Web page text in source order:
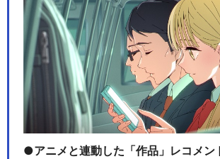
アニメと連動した「作品」レコメン